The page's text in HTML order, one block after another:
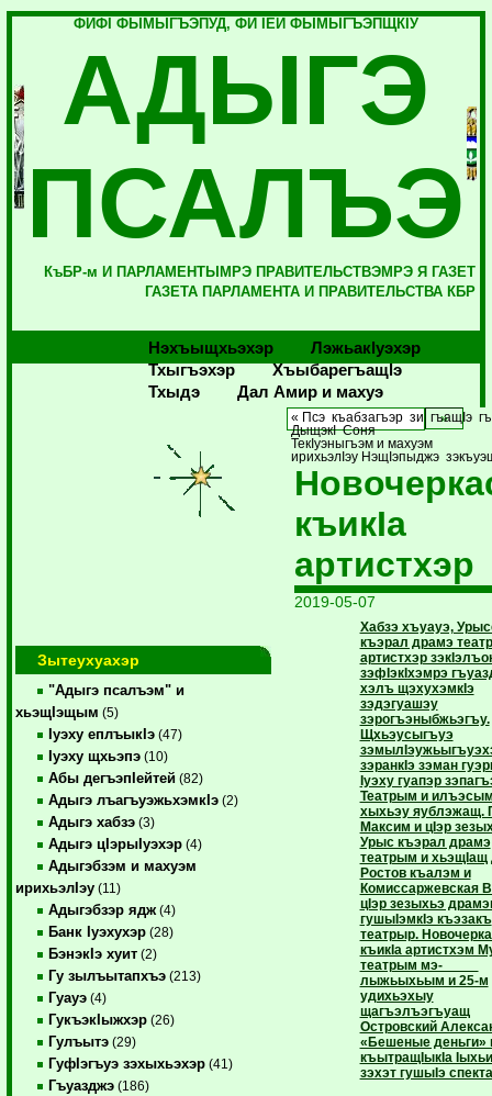
ФИФI ФЫМЫГЪЭПУД, ФИ IЕЙ ФЫМЫГЪЭПЩКIУ
АДЫГЭ
ПСАЛЪЭ
КъБР-м И ПАРЛАМЕНТЫМРЭ ПРАВИТЕЛЬСТВЭМРЭ Я ГАЗЕТ
ГАЗЕТА ПАРЛАМЕНТА И ПРАВИТЕЛЬСТВА КБР
Нэхъыщхьэхэр
Лэжьакlуэхэр
Тхыгъэхэр
Хъыбарегъащlэ
Тхыдэ
Дал Амир и махуэ
Зытеухуахэр
"Адыгэ псалъэм" и
хьэщIэщым (5)
Iуэху еплъыкIэ (47)
Iуэху щхьэпэ (10)
Абы дегъэпIейтей (82)
Адыгэ лъагъуэжьхэмкIэ (2)
Адыгэ хабзэ (3)
Адыгэ цIэрыIуэхэр (4)
Адыгэбзэм и махуэм
ирихьэлIэу (11)
Адыгэбзэр ядж (4)
Банк Iуэхухэр (28)
БэнэкIэ хуит (2)
Гу зылъытапхъэ (213)
Гуауэ (4)
ГукъэкIыжхэр (26)
Гулъытэ (29)
ГуфIэгъуэ зэхыхьэхэр (41)
Гъуазджэ (186)
« Псэ къабзагъэр зи гъащIэ
ДыщэкI Соня
ТекIуэныгъэм и махуэм
ирихьэлIэу НэщIэпыджэ
къикIа
артистхэр
2019-05-07
Хабзэ хъуауэ,
къэрал драмэ
артистхэр
зэфIэкIхэмрэ
хэлъ щэхухэмкIэ
зэдэгуашэу
зэрогъэныбжьэгъу.
Щхьэусыгъуэ
зэранкIэ зэман
Iуэху гуапэр
Театрым и
хыхьэу яублэжащ.
Максим и цIэр
Урыс къэрал драмэ
театрым и хьэщIащ
Ростов къалэм и
Комиссаржевская
цIэр зезыхьэ
гушыIэмкIэ къэзакъ
театрыр.
къикIа артистхэм
театрым мэ-
лыжьыхьым и 25-м
удихьэхыу
щагъэлъэгъуащ
Островский
«Бешеные деньги»
къытращIыкIа
зэхэт гушыIэ